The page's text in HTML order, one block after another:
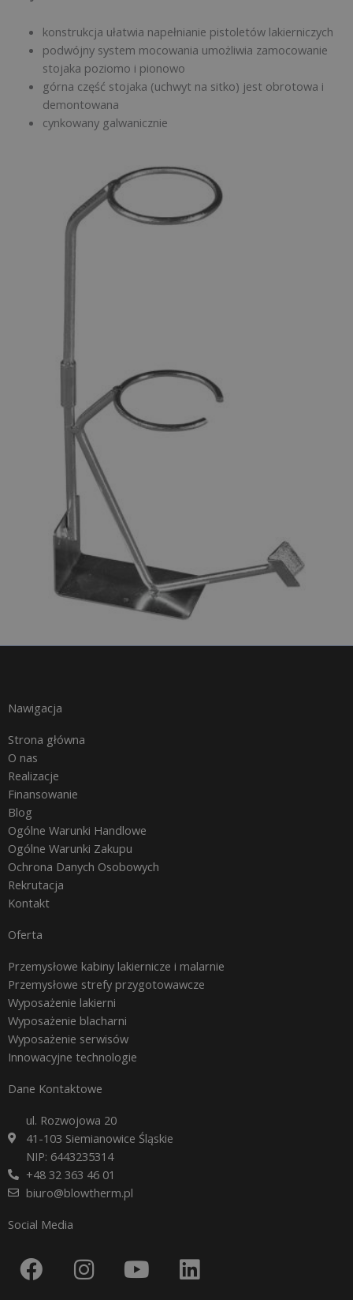
konstrukcja ułatwia napełnianie pistoletów lakierniczych
podwójny system mocowania umożliwia zamocowanie
stojaka poziomo i pionowo
górna część stojaka (uchwyt na sitko) jest obrotowa i
demontowana
cynkowany galwanicznie
Nawigacja
Strona główna
O nas
Realizacje
Finansowanie
Blog
Ogólne Warunki Handlowe
Ogólne Warunki Zakupu
Ochrona Danych Osobowych
Rekrutacja
Kontakt
Oferta
Przemysłowe kabiny lakiernicze i malarnie
Przemysłowe strefy przygotowawcze
Wyposażenie lakierni
Wyposażenie blacharni
Wyposażenie serwisów
Innowacyjne technologie
Dane Kontaktowe
ul. Rozwojowa 20
41-103 Siemianowice Śląskie
NIP: 6443235314
+48 32 363 46 01
biuro@blowtherm.pl
Social Media
F
a
I
n
Y
o
L
i